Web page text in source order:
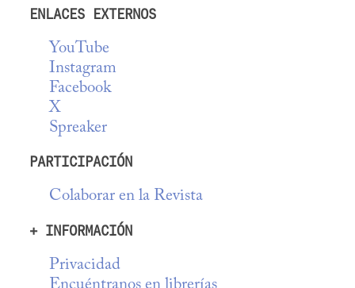
ENLACES EXTERNOS
YouTube
Instagram
Facebook
X
Spreaker
PARTICIPACIÓN
Colaborar en la Revista
+ INFORMACIÓN
Privacidad